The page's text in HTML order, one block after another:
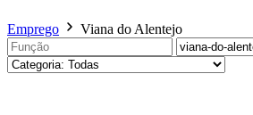
Emprego Viana do Alentejo